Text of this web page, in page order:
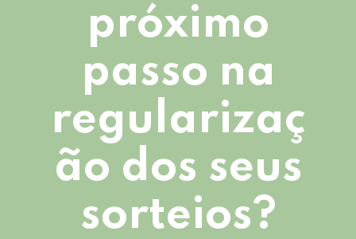
próximo
passo na
regularizaç
ão dos seus
sorteios?